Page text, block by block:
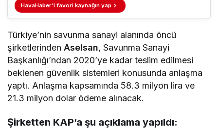
HavaHaber'i favori kaynağın yap
Türkiye’nin savunma sanayi alanında öncü
şirketlerindenAselsan, Savunma Sanayi
Başkanlığı’ndan 2020’ye kadar teslim edilmesi
beklenen güvenlik sistemleri konusunda anlaşma
yaptı. Anlaşma kapsamında 58.3 milyon lira ve
21.3 milyon dolar ödeme alınacak.
Şirketten KAP’a şu açıklama yapıldı: